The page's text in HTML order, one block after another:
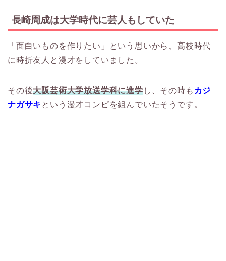
長崎周成は大学時代に芸人もしていた
「面白いものを作りたい」という思いから、高校時代
に時折友人と漫才をしていました。
その後大阪芸術大学放送学科に進学し、その時も カジ
ナガサキ という漫才コンピを組んでいたそうです。